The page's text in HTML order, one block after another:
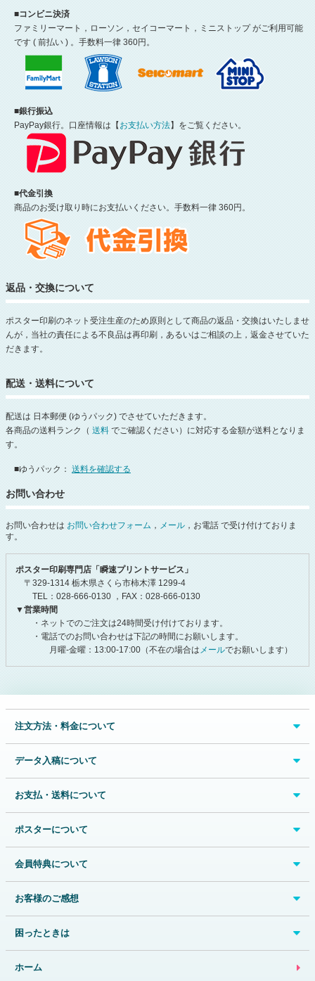
■コンビニ決済
ファミリーマート，ローソン，セイコーマート，ミニストップ がご利用可能
です ( 前払い ) 。手数料一律 360円。
■銀行振込
PayPay銀行。口座情報は【 お支払い方法】をご覧ください。
■代金引換
商品のお受け取り時にお支払いください。手数料一律 360円。
返品・交換について
ポスター印刷のネット受注生産のため原則として商品の返品・交換はいたしませ
んが，当社の責任による不良品は再印刷，あるいはご相談の上，返金させていた
だきます。
配送・送料について
配送は 日本郵便 (ゆうパック) でさせていただきます。
各商品の送料ランク（ 送料 でご確認ください）に対応する金額が送料となりま
す。
■ゆうパック： 送料を確認する
お問い合わせ
お問い合わせは お問い合わせフォーム ， メール ，お電話 で受け付けておりま
す。
ポスター印刷専門店「瞬速プリントサービス」
〒329-1314 栃木県さくら市柿木澤 1299-4
TEL：028-666-0130 ，FAX：028-666-0130
▼営業時間
・ネットでのご注文は24時間受け付けております。
・電話でのお問い合わせは下記の時間にお願いします。
月曜-金曜：13:00-17:00（不在の場合はメールでお願いします）
注文方法・料金について
データ入稿について
お支払・送料について
ポスターについて
会員特典について
お客様のご感想
困ったときは
ホーム